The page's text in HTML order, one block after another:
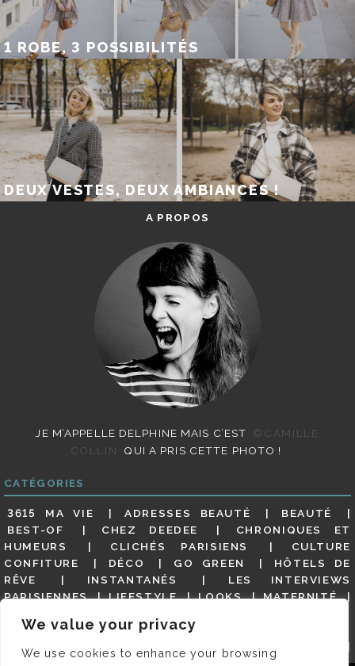
We value your privacy
We use cookies to enhance your browsing
1 ROBE, 3 POSSIBILITÉS
DEUX VESTES, DEUX AMBIANCES !
A PROPOS
JE M’APPELLE DELPHINE MAIS C’EST
©CAMILLE
COLLIN
QUI A PRIS CETTE PHOTO !
CATÉGORIES
3615 MA VIE ADRESSES BEAUTÉ
BEAUTÉ
BEST-OF
CHEZ DEEDEE
CHRONIQUES ET
HUMEURS
CLICHÉS PARISIENS
CULTURE
CONFITURE
DÉCO GO GREEN
HÔTELS DE
RÊVE
INSTANTANÉS
LES INTERVIEWS
PARISIENNES
LIFESTYLE LOOKS
MATERNITÉ
(BUT GOODIES)
PAR ICI LE MAGOT !
GUIDE
PARIS EN PHOTOS
RESTAURANTS
REVUE DE PRESSE DÉTAILLÉE, SIOU PLAIT
SALONS